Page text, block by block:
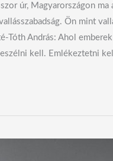
úr, Magyarországon ma
Ön mint
Tóth András: Ahol
kell. Emlékeztetni